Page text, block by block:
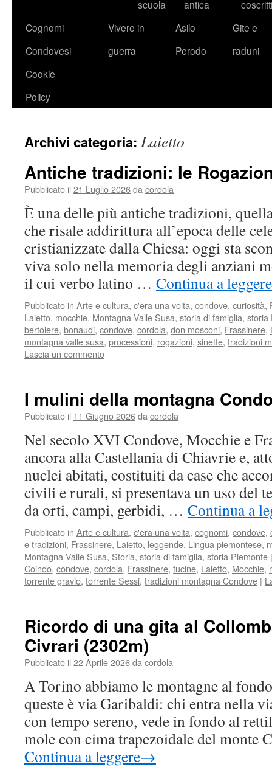
scuola
antica
coscritti
Cognomi
Condovesi
Vivere in
guerra
Asilo
Perodo
Gite e
raduni
Cookie
Policy
Archivi categoria: Laietto
Antiche tradizioni: le
Pubblicato il 21 Luglio 2026da cordola
È una delle più antiche tradizioni,
che risale addirittura all’epoca delle
cristianizzate dalla Chiesa: oggi sta
viva solo nella memoria degli anziani
il cui verbo latino … Continua a leggere
Pubblicato in Arte e cultura, c'era una volta, condove, curiosità,
Laietto, mocchie, Montagna Valle Susa, storia di famiglia, storia
bertolere, bonaudi, condove, cordola, don mosconi, Frassinere,
montagna valle susa, processioni, rogazioni, sinette, tradizioni
Lascia un commento
I mulini della montagna
Pubblicato il 11 Giugno 2026da cordola
Nel secolo XVI Condove, Mocchie e
ancora alla Castellania di Chiavrie e,
nuclei abitati, costituiti da case che
civili e rurali, si presentava un uso del
da orti, campi, gerbidi, … Continua a
Pubblicato in Arte e cultura, c'era una volta, cognomi, condove,
e tradizioni, Frassinere, Laietto, leggende, Lingua piemontese,
Montagna Valle Susa, Storia, storia di famiglia, storia Piemonte |
Coindo, condove, cordola, Frassinere, fucine, Laietto, Mocchie,
torrente gravio, torrente Sessi, tradizioni montagna Condove |
Ricordo di una gita al
Civrari (2302m)
Pubblicato il 22 Aprile 2026da cordola
A Torino abbiamo le montagne al
queste è via Garibaldi: chi entra nella
con tempo sereno, vede in fondo al
mole con cima trapezoidale del
Continua a leggere→